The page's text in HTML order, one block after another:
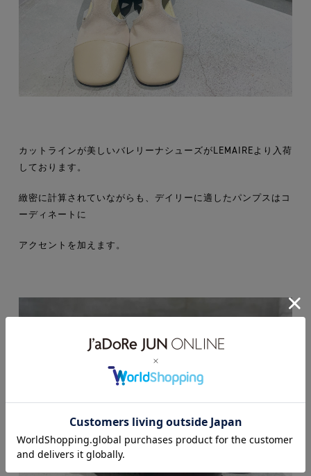
カットラインが美しいバレリーナシューズがLEMAIREより入荷
しております。
緻密に計算されていながらも、デイリーに適したパンプスはコ
ーディネートに
アクセントを加えます。